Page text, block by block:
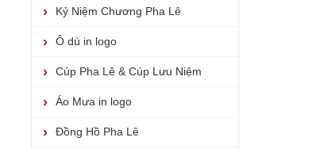
Kỷ Niệm Chương Pha Lê
Ô dù in logo
Cúp Pha Lê & Cúp Lưu Niệm
Áo Mưa in logo
Đồng Hồ Pha Lê